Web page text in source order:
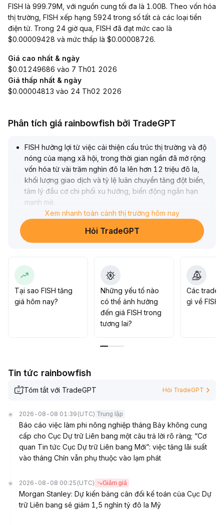
FISH là 999.79M, với nguồn cung tối đa là 1.00B. Theo vốn hóa
thị trường, FISH xếp hạng 5924 trong số tất cả các loại tiền
điện tử. Trong 24 giờ qua, FISH đã đạt mức cao là
$0.00009428 và mức thấp là $0.00008726.
Giá cao nhất & ngày
$0.01249686 vào 7 Th01 2026
Giá thấp nhất & ngày
$0.00004813 vào 24 Th02 2026
Phân tích giá rainbowfish bởi TradeGPT
FISH hưởng lợi từ việc cải thiện cấu trúc thị trường và độ
nóng của mạng xã hội, trong thời gian ngắn đã mở rộng
vốn hóa từ vài trăm nghìn đô la lên hơn 12 triệu đô la,
khối lượng giao dịch và tỷ lệ luân chuyển tăng đột biến,
tâm lý đầu cơ chi phối xu hướng, biến động ngắn hạn
mạnh mẽ
Do nền tảng cơ bản hạn chế và phụ thuộc vào cảm xúc
cộng đồng, khuyến nghị nhà đầu tư áp dụng chiến lược
biến động cao, kiểm soát vị thế, chốt lời từng phần tại
22), đồng thời theo sát sự thay đổi thanh khoản và bầu
không khí thị trường, cảnh giác nguy cơ điều chỉnh
nhanh từ mức giá cao
Xem nhanh toàn cảnh thị trường hôm nay
Hỏi TradeGPT
Tại sao FISH tăng
giá hôm nay?
Những yếu tố nào
có thể ảnh hưởng
đến giá FISH trong
tương lai?
Các trader
gì về FISH?
Tin tức rainbowfish
Tóm tắt với TradeGPT Hỏi TradeGPT
2026-08-08 01:39 (UTC) Trung lập
Báo cáo việc làm phi nông nghiệp tháng Bảy không cung
cấp cho Cục Dự trữ Liên bang một câu trả lời rõ ràng; “Cơ
quan Tin tức Cục Dự trữ Liên bang Mới”: việc tăng lãi suất
vào tháng Chín vẫn phụ thuộc vào lạm phát
2026-08-08 00:25 (UTC) Giảm giá
Morgan Stanley: Dự kiến bảng cân đối kế toán của Cục Dự
trữ Liên bang sẽ giảm 1,5 nghìn tỷ đô la Mỹ